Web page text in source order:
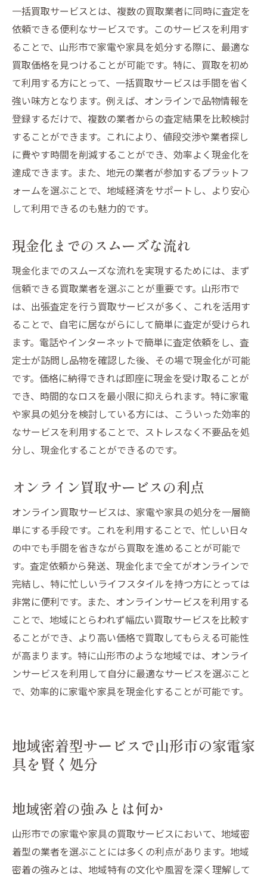
一括買取サービスとは、複数の買取業者に同時に査定を
依頼できる便利なサービスです。このサービスを利用す
ることで、山形市で家電や家具を処分する際に、最適な
買取価格を見つけることが可能です。特に、買取を初め
て利用する方にとって、一括買取サービスは手間を省く
強い味方となります。例えば、オンラインで品物情報を
登録するだけで、複数の業者からの査定結果を比較検討
することができます。これにより、値段交渉や業者探し
に費やす時間を削減することができ、効率よく現金化を
達成できます。また、地元の業者が参加するプラットフ
ォームを選ぶことで、地域経済をサポートし、より安心
して利用できるのも魅力的です。
現金化までのスムーズな流れ
現金化までのスムーズな流れを実現するためには、まず
信頼できる買取業者を選ぶことが重要です。山形市で
は、出張査定を行う買取サービスが多く、これを活用す
ることで、自宅に居ながらにして簡単に査定が受けられ
ます。電話やインターネットで簡単に査定依頼をし、査
定士が訪問し品物を確認した後、その場で現金化が可能
です。価格に納得できれば即座に現金を受け取ることが
でき、時間的なロスを最小限に抑えられます。特に家電
や家具の処分を検討している方には、こういった効率的
なサービスを利用することで、ストレスなく不要品を処
分し、現金化することができるのです。
オンライン買取サービスの利点
オンライン買取サービスは、家電や家具の処分を一層簡
単にする手段です。これを利用することで、忙しい日々
の中でも手間を省きながら買取を進めることが可能で
す。査定依頼から発送、現金化まで全てがオンラインで
完結し、特に忙しいライフスタイルを持つ方にとっては
非常に便利です。また、オンラインサービスを利用する
ことで、地域にとらわれず幅広い買取サービスを比較す
ることができ、より高い価格で買取してもらえる可能性
が高まります。特に山形市のような地域では、オンライ
ンサービスを利用して自分に最適なサービスを選ぶこと
で、効率的に家電や家具を現金化することが可能です。
地域密着型サービスで山形市の家電家
具を賢く処分
地域密着の強みとは何か
山形市での家電や家具の買取サービスにおいて、地域密
着型の業者を選ぶことには多くの利点があります。地域
密着の強みとは、地域特有の文化や風習を深く理解して